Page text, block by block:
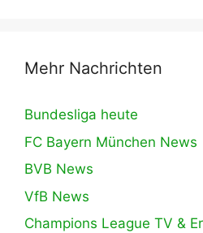
Mehr Nachrichten
Bundesliga heute
FC Bayern München News
BVB News
VfB News
Champions League TV &